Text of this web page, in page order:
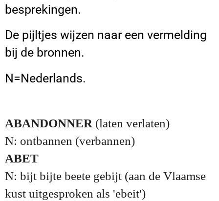
besprekingen.
De pijltjes wijzen naar een vermelding
bij de bronnen.
N=Nederlands.
ABANDONNER (laten verlaten)
N: ontbannen (verbannen)
ABET
N: bijt bijte beete gebijt (aan de Vlaamse
kust uitgesproken als 'ebeit')